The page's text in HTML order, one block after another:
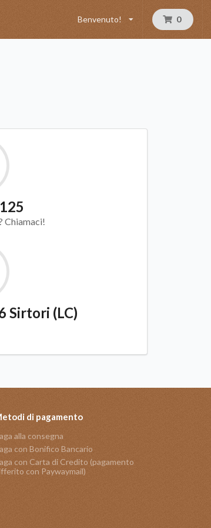
Benvenuto! 0
Chiamaci!
Sirtori (LC)
di pagamento
alla consegna
con Bonifico Bancario
con Carta di Credito (pagamento
con Paywaymail)